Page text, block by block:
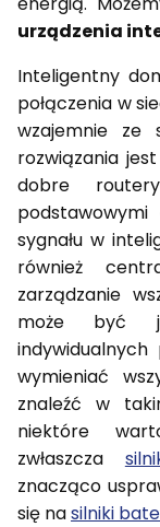
urządzenia
Inteligentny
połączenia w
wzajemnie ze
rozwiązania
dobre
podstawowymi
sygnału w
również
zarządzanie
może być
wymieniać
znaleźć w
niektóre
zwłaszcza
znacząco
się nasilniki